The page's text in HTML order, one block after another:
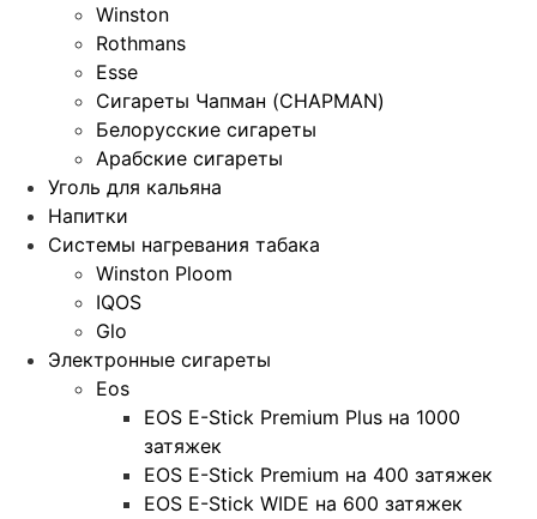
Winston
Rothmans
Esse
Сигареты Чапман (CHAPMAN)
Белорусские сигареты
Арабские сигареты
Уголь для кальяна
Напитки
Системы нагревания табака
Winston Ploom
IQOS
Glo
Электронные сигареты
Eos
EOS E-Stick Premium Plus на 1000
затяжек
EOS E-Stick Premium на 400 затяжек
EOS E-Stick WIDE на 600 затяжек